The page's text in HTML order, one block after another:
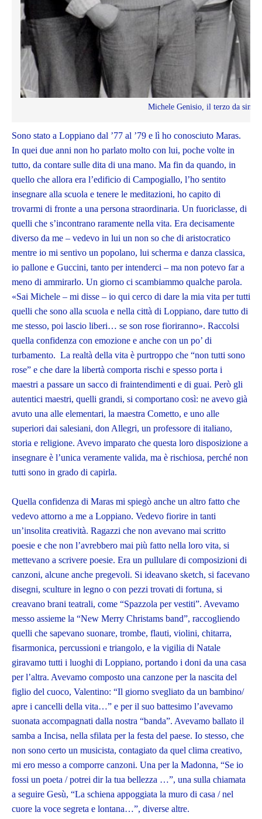
Michele Genisio, il terzo da
Sono stato a Loppiano dal ’77 al ’79 e lì ho conosciuto Maras.
In quei due anni non ho parlato molto con lui, poche volte in
tutto, da contare sulle dita di una mano. Ma fin da quando, in
quello che allora era l’edificio di Campogiallo, l’ho sentito
insegnare alla scuola e tenere le meditazioni, ho capito di
trovarmi di fronte a una persona straordinaria. Un fuoriclasse, di
quelli che s’incontrano raramente nella vita. Era decisamente
diverso da me – vedevo in lui un non so che di aristocratico
mentre io mi sentivo un popolano, lui scherma e danza classica,
io pallone e Guccini, tanto per intenderci – ma non potevo far a
meno di ammirarlo. Un giorno ci scambiammo qualche parola.
«Sai Michele – mi disse – io qui cerco di dare la mia vita per tutti
quelli che sono alla scuola e nella città di Loppiano, dare tutto di
me stesso, poi lascio liberi… se son rose fioriranno». Raccolsi
quella confidenza con emozione e anche con un po’ di
turbamento. La realtà della vita è purtroppo che “non tutti sono
rose” e che dare la libertà comporta rischi e spesso porta i
maestri a passare un sacco di fraintendimenti e di guai. Però gli
autentici maestri, quelli grandi, si comportano così: ne avevo già
avuto una alle elementari, la maestra Cometto, e uno alle
superiori dai salesiani, don Allegri, un professore di italiano,
storia e religione. Avevo imparato che questa loro disposizione a
insegnare è l’unica veramente valida, ma è rischiosa, perché non
tutti sono in grado di capirla.
Quella confidenza di Maras mi spiegò anche un altro fatto che
vedevo attorno a me a Loppiano. Vedevo fiorire in tanti
un’insolita creatività. Ragazzi che non avevano mai scritto
poesie e che non l’avrebbero mai più fatto nella loro vita, si
mettevano a scrivere poesie. Era un pullulare di composizioni di
canzoni, alcune anche pregevoli. Si ideavano sketch, si facevano
disegni, sculture in legno o con pezzi trovati di fortuna, si
creavano brani teatrali, come “Spazzola per vestiti”. Avevamo
messo assieme la “New Merry Christams band”, raccogliendo
quelli che sapevano suonare, trombe, flauti, violini, chitarra,
fisarmonica, percussioni e triangolo, e la vigilia di Natale
giravamo tutti i luoghi di Loppiano, portando i doni da una casa
per l’altra. Avevamo composto una canzone per la nascita del
figlio del cuoco, Valentino: “Il giorno svegliato da un bambino/
apre i cancelli della vita…” e per il suo battesimo l’avevamo
suonata accompagnati dalla nostra “banda”. Avevamo ballato il
samba a Incisa, nella sfilata per la festa del paese. Io stesso, che
non sono certo un musicista, contagiato da quel clima creativo,
mi ero messo a comporre canzoni. Una per la Madonna, “Se io
fossi un poeta / potrei dir la tua bellezza …”, una sulla chiamata
a seguire Gesù, “La schiena appoggiata la muro di casa / nel
cuore la voce segreta e lontana…”, diverse altre.